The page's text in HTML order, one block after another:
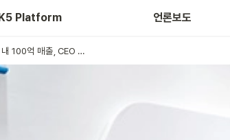
Platform 언론보도
스마트 팩토리로 10년 내 100억 매출, CEO 100명 만든다 / 2019.05